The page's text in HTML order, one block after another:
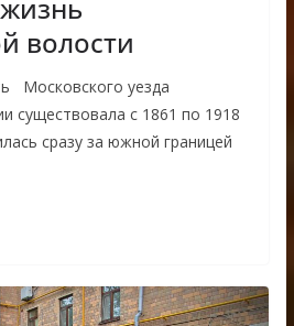
волости
Московского уезда
существовала с 1861 по 1918
сразу за южной границей